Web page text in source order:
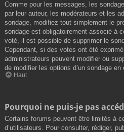
Comme pour les messages, les
par leur auteur, les modérateurs et les
sondage, modifiez tout simplement le
sondage est obligatoirement associé à
voté, il est possible de supprimer le
Cependant, si des votes ont été
administrateurs peuvent modifier ou
de modifier les options d’un sondage en
Haut
Pourquoi ne puis-je pas
Certains forums peuvent être limités à
d’utilisateurs. Pour consulter, rédiger,